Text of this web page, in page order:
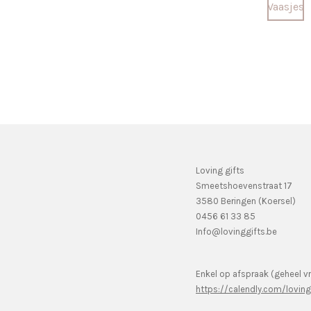
Vaasjes
Loving gifts
Smeetshoevenstraat 17
3580 Beringen (Koersel)
0456 61 33 85
Info@lovinggifts.be
Enkel op afspraak (geheel
https://calendly.com/